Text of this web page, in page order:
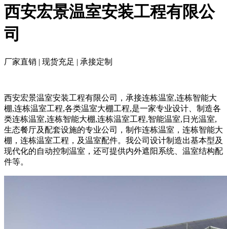
西安宏景温室安装工程有限公
司
厂家直销 | 现货充足 | 承接定制
西安宏景温室安装工程有限公司，承接连栋温室,连栋智能大
棚,连栋温室工程,各类温室大棚工程,是一家专业设计、制造各
类连栋温室,连栋智能大棚,连栋温室工程,智能温室,日光温室,
生态餐厅及配套设施的专业公司，制作连栋温室，连栋智能大
棚，连栋温室工程，及温室配件。我公司设计制造出基本型及
现代化的自动控制温室，还可提供内外遮阳系统、温室结构配
件等。